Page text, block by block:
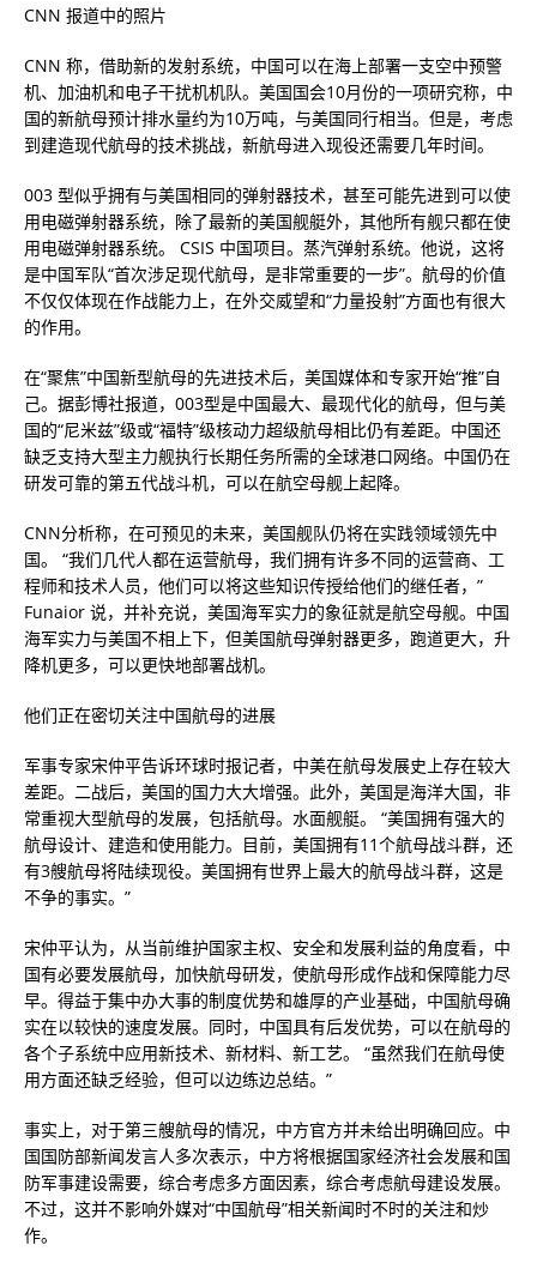
CNN 报道中的照片
CNN 称，借助新的发射系统，中国可以在海上部署一支空中预警
机、加油机和电子干扰机机队。美国国会10月份的一项研究称，中
国的新航母预计排水量约为10万吨，与美国同行相当。但是，考虑
到建造现代航母的技术挑战，新航母进入现役还需要几年时间。
003 型似乎拥有与美国相同的弹射器技术，甚至可能先进到可以使
用电磁弹射器系统，除了最新的美国舰艇外，其他所有舰只都在使
用电磁弹射器系统。 CSIS 中国项目。蒸汽弹射系统。他说，这将
是中国军队“首次涉足现代航母，是非常重要的一步”。航母的价值
不仅仅体现在作战能力上，在外交威望和“力量投射”方面也有很大
的作用。
在“聚焦”中国新型航母的先进技术后，美国媒体和专家开始“推”自
己。据彭博社报道，003型是中国最大、最现代化的航母，但与美
国的“尼米兹”级或“福特”级核动力超级航母相比仍有差距。中国还
缺乏支持大型主力舰执行长期任务所需的全球港口网络。中国仍在
研发可靠的第五代战斗机，可以在航空母舰上起降。
CNN分析称，在可预见的未来，美国舰队仍将在实践领域领先中
国。 “我们几代人都在运营航母，我们拥有许多不同的运营商、工
程师和技术人员，他们可以将这些知识传授给他们的继任者，”
Funaior 说，并补充说，美国海军实力的象征就是航空母舰。中国
海军实力与美国不相上下，但美国航母弹射器更多，跑道更大，升
降机更多，可以更快地部署战机。
他们正在密切关注中国航母的进展
军事专家宋仲平告诉环球时报记者，中美在航母发展史上存在较大
差距。二战后，美国的国力大大增强。此外，美国是海洋大国，非
常重视大型航母的发展，包括航母。水面舰艇。 “美国拥有强大的
航母设计、建造和使用能力。目前，美国拥有11个航母战斗群，还
有3艘航母将陆续现役。美国拥有世界上最大的航母战斗群，这是
不争的事实。”
宋仲平认为，从当前维护国家主权、安全和发展利益的角度看，中
国有必要发展航母，加快航母研发，使航母形成作战和保障能力尽
早。得益于集中办大事的制度优势和雄厚的产业基础，中国航母确
实在以较快的速度发展。同时，中国具有后发优势，可以在航母的
各个子系统中应用新技术、新材料、新工艺。 “虽然我们在航母使
用方面还缺乏经验，但可以边练边总结。”
事实上，对于第三艘航母的情况，中方官方并未给出明确回应。中
国国防部新闻发言人多次表示，中方将根据国家经济社会发展和国
防军事建设需要，综合考虑多方面因素，综合考虑航母建设发展。
不过，这并不影响外媒对“中国航母”相关新闻时不时的关注和炒
作。